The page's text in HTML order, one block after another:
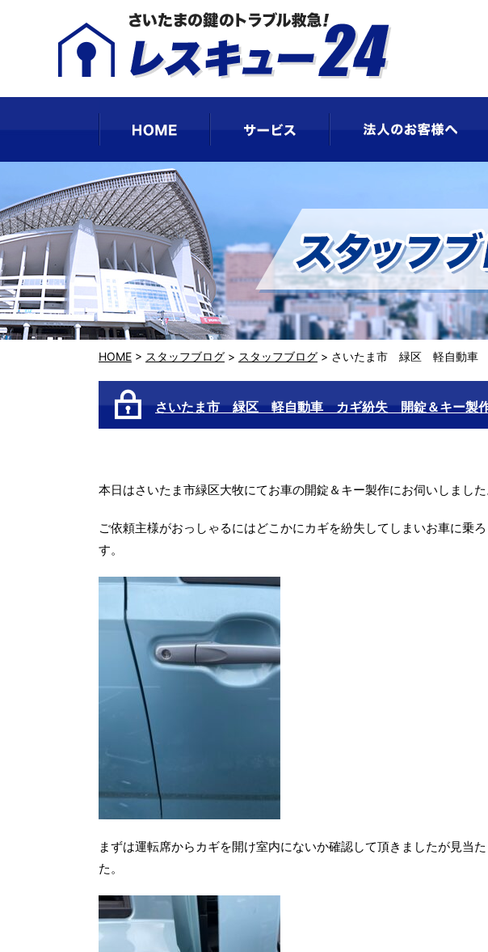
HOME > スタッフブログ > スタッフブログ > さいたま市 緑区 軽自動車
さいたま市 緑区 軽自動車 カギ紛失 開錠＆キー製
本日はさいたま市緑区大牧にてお車の開錠＆キー製作にお伺いしました
ご依頼主様がおっしゃるにはどこかにカギを紛失してしまいお車に乗
す。
まずは運転席からカギを開け室内にないか確認して頂きましたが見当
た。